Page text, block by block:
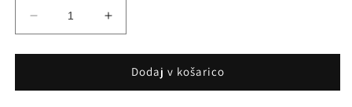
Pomanjšaš
količino
za
Viseča
Povečaj
količino
za
izdelek
Viseča
Dodaj v košarico